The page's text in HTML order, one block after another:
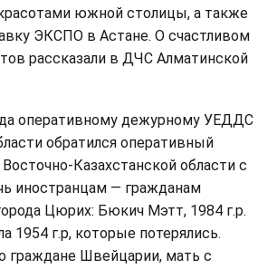
южной столицы, а также
ЭКСПО в Астане. О счастливом
рассказали в ДЧС Алматинской
оперативному дежурному УЕДДС
обратился оперативный
Казахстанской области с
иностранцам — гражданам
Цюрих: Бюкич Мэтт, 1984 г.р.
1954 г.р, которые потерялись.
граждане Швейцарии, мать с